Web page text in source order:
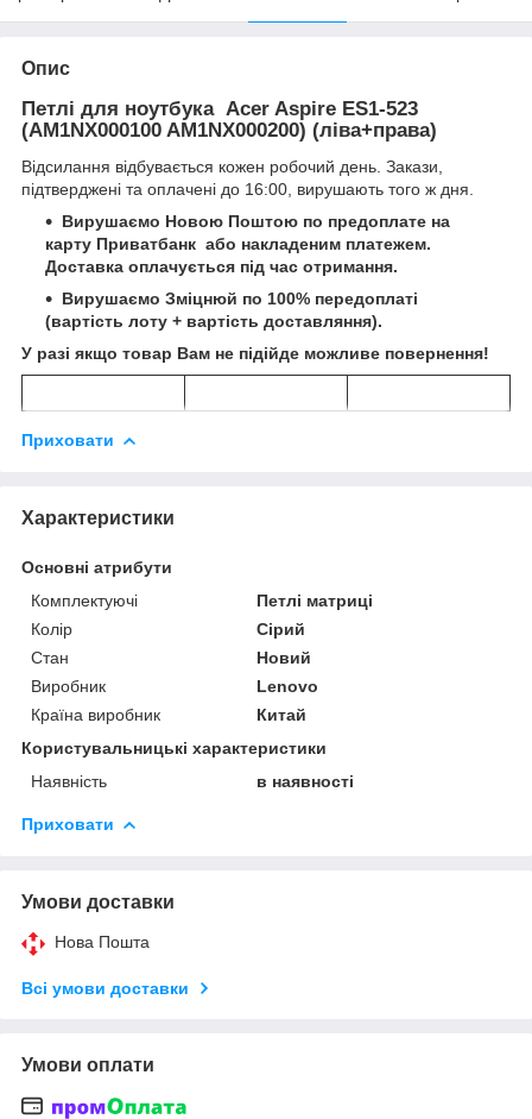
Опис
Петлі для ноутбука Acer Aspire ES1-523
(AM1NX000100 AM1NX000200) (ліва+права)
Відсилання відбувається кожен робочий день. Закази,
підтверджені та оплачені до 16:00, вирушають того ж дня.
Вирушаємо Новою Поштою по предоплате на
карту Приватбанк або накладеним платежем.
Доставка оплачується під час отримання.
Вирушаємо Зміцнюй по 100% передоплаті
(вартість лоту + вартість доставляння).
У разі якщо товар Вам не підійде можливе повернення!
Приховати
Характеристики
Основні атрибути
Комплектуючі
Петлі матриці
Колір
Сірий
Стан
Новий
Виробник
Lenovo
Країна виробник
Китай
Користувальницькі характеристики
Наявність
в наявності
Приховати
Умови доставки
Нова Пошта
Всі умови доставки
Умови оплати